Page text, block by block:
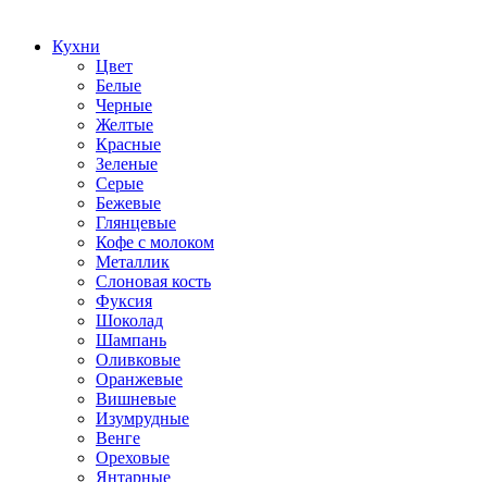
Кухни
Цвет
Белые
Черные
Желтые
Красные
Зеленые
Серые
Бежевые
Глянцевые
Кофе с молоком
Металлик
Слоновая кость
Фуксия
Шоколад
Шампань
Оливковые
Оранжевые
Вишневые
Изумрудные
Венге
Ореховые
Янтарные